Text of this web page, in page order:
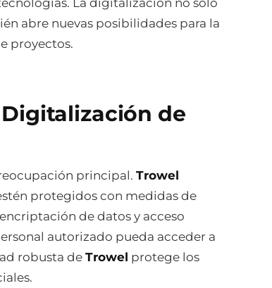
La digitalización no solo
abre nuevas posibilidades para la
proyectos.
de
principal. Trowel
protegidos con medidas de
de datos y acceso
autorizado pueda acceder a
robusta de Trowel protege los